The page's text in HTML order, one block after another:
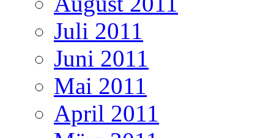
Juli 2011
Juni 2011
Mai 2011
April 2011